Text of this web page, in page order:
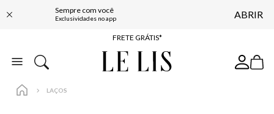
Sempre com você
Exclusividades no app ABRIR
ENTREGA EXPRESSA*
FRETE GRÁTIS*
BAIXE O APP
LAÇOS